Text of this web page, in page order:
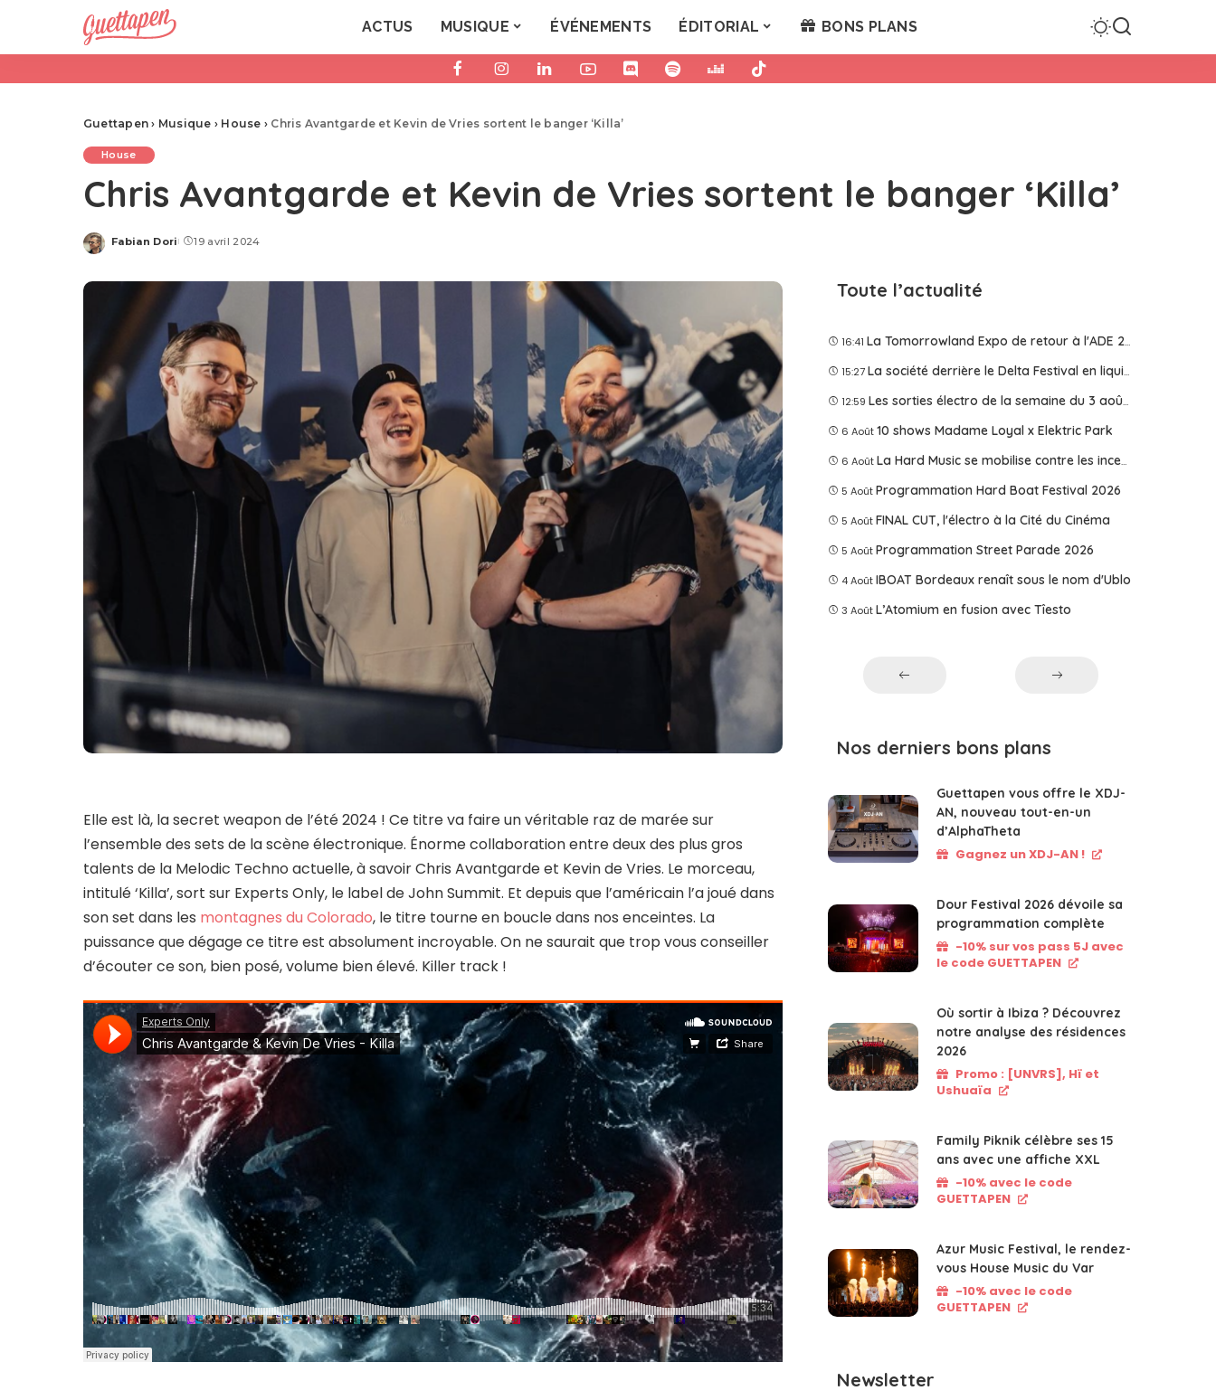
ACTUS MUSIQUE ÉVÉNEMENTS ÉDITORIAL BONS PLANS
Guettapen › Musique › House › Chris Avantgarde et Kevin de Vries sortent le banger ‘Killa’
House
Chris Avantgarde et Kevin de Vries sortent le banger ‘Killa’
Posted
Fabian Dori 19 avril 2024
Elle est là, la secret weapon de l’été 2024 ! Ce titre va faire un véritable raz de marée sur
l’ensemble des sets de la scène électronique. Énorme collaboration entre deux des plus gros
talents de la Melodic Techno actuelle, à savoir Chris Avantgarde et Kevin de Vries. Le morceau,
intitulé ‘Killa’, sort sur Experts Only, le label de John Summit. Et depuis que l’américain l’a joué dans
son set dans les montagnes du Colorado, le titre tourne en boucle dans nos enceintes. La
puissance que dégage ce titre est absolument incroyable. On ne saurait que trop vous conseiller
d’écouter ce son, bien posé, volume bien élevé. Killer track !
Toute l’actualité
16:41 La Tomorrowland Expo de retour à l'ADE 2026
15:27 La société derrière le Delta Festival en liquidation judiciaire
12:59 Les sorties électro de la semaine du 3 août 2026
6 Août 10 shows Madame Loyal x Elektric Park
6 Août La Hard Music se mobilise contre les incendies
5 Août Programmation Hard Boat Festival 2026
5 Août FINAL CUT, l'électro à la Cité du Cinéma
5 Août Programmation Street Parade 2026
4 Août IBOAT Bordeaux renaît sous le nom d'Ublo
3 Août L’Atomium en fusion avec Tîesto
Nos derniers bons plans
Guettapen vous offre le XDJ-
AN, nouveau tout-en-un
d’AlphaTheta
Gagnez un XDJ-AN !
Dour Festival 2026 dévoile sa
programmation complète
-10% sur vos pass 5J avec
le code GUETTAPEN
Où sortir à Ibiza ? Découvrez
notre analyse des résidences
2026
Promo : [UNVRS], Hï et
Ushuaïa
Family Piknik célèbre ses 15
ans avec une affiche XXL
-10% avec le code
GUETTAPEN
Azur Music Festival, le rendez-
vous House Music du Var
-10% avec le code
GUETTAPEN
Newsletter